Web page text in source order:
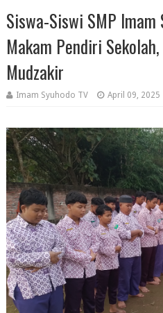
Siswa-Siswi SMP
Makam Pendiri
Mudzakir
Imam Syuhodo TV April 09, 2025